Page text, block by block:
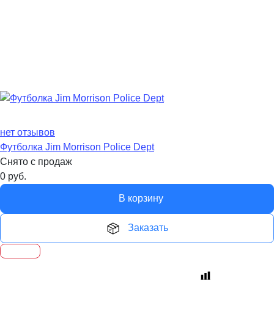
нет отзывов
Футболка Jim Morrison Police Dept
Снято с продаж
0 руб.
В корзину
Заказать